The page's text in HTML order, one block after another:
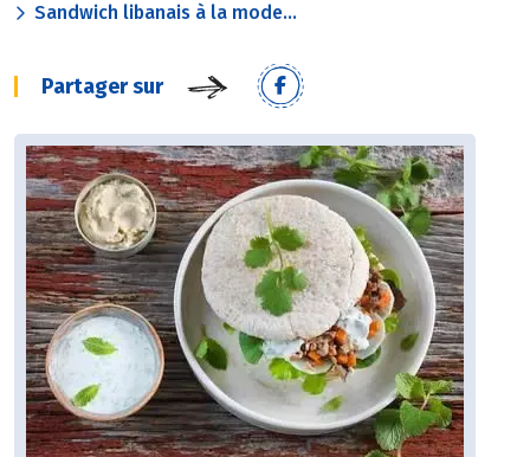
Sandwich libanais à la mode...
Partager sur